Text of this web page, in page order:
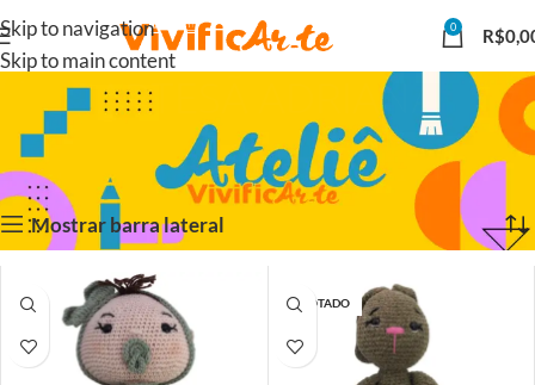
Skip to navigation
Skip to main content
0 R$
ARTESÃ ADRIANA
Início ARTESANATO
ARTESÃ ADRIANA
Exibindo 1–15 de 22 resultados
Mostrar barra lateral
ESGOTADO